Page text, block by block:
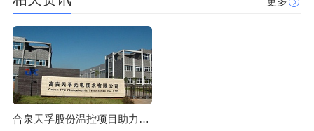
合泉天孚股份温控项目助力光通讯行业发展